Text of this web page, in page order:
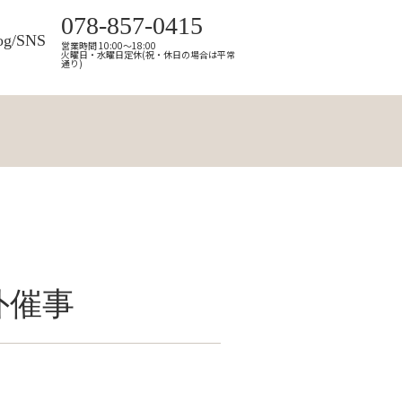
SNS
078-857-0415
営業時間 10:00～18:00
火曜日・水曜日定休(祝・休日の場合は平常
通り)
催事